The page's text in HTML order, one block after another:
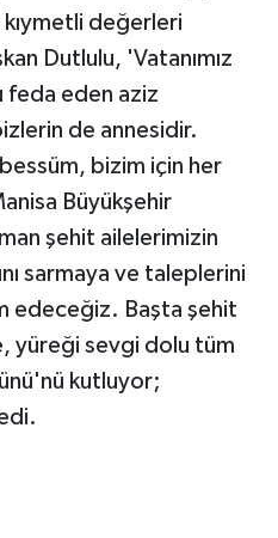
değerleri
Dutlulu, 'Vatanımız
feda eden aziz
de annesidir.
bizim için her
Büyükşehir
şehit ailelerimizin
sarmaya ve taleplerini
edeceğiz. Başta şehit
yüreği sevgi dolu tüm
kutluyor;